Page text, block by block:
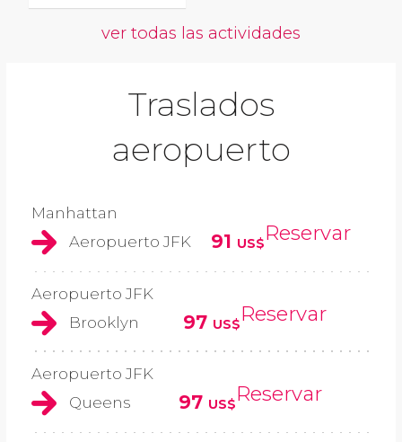
ver todas las actividades
Traslados
aeropuerto
Manhattan
Aeropuerto JFK
91 US$Reservar
Aeropuerto JFK
Brooklyn
97 US$Reservar
Aeropuerto JFK
Queens
97 US$Reservar